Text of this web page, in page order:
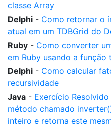
classe Array
Delphi - Como retornar o
atual em um TDBGrid do
Ruby - Como converter
em Ruby usando a função
Delphi - Como calcular
recursividade
Java - Exercício
método chamado
inteiro e retorna este